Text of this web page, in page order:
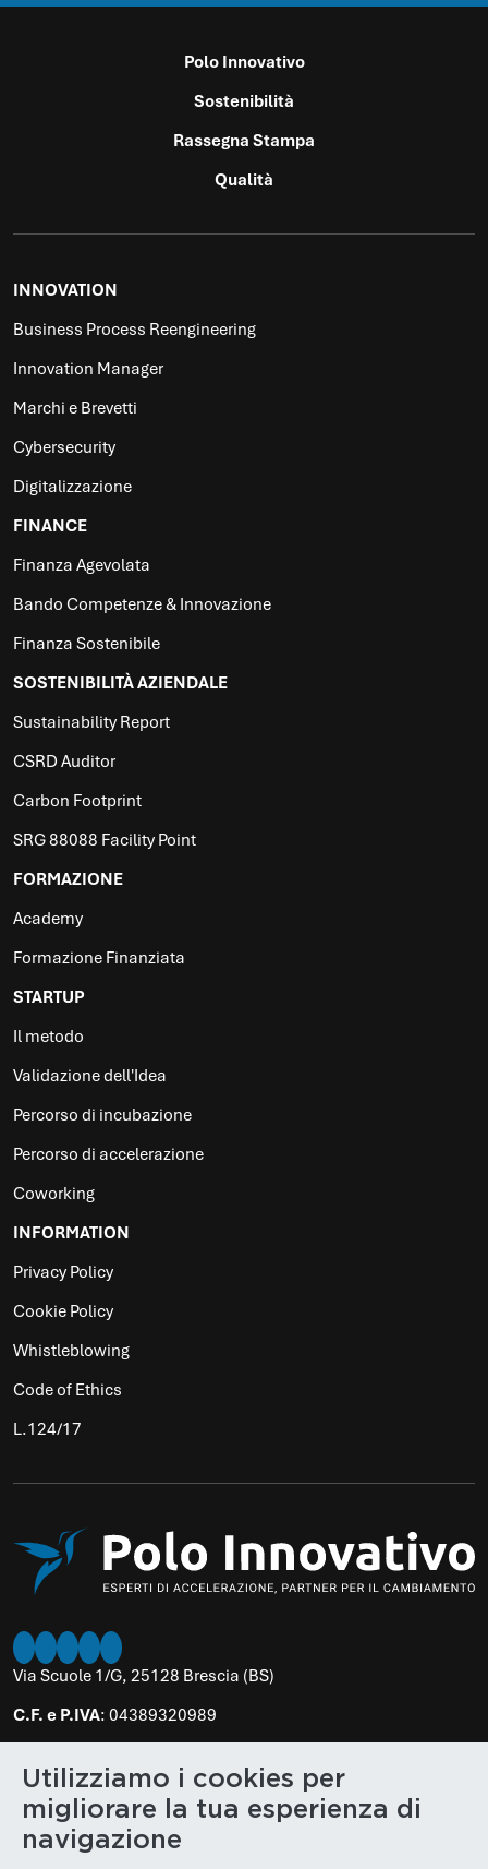
Polo Innovativo
Sostenibilità
Rassegna Stampa
Qualità
INNOVATION
Business Process Reengineering
Innovation Manager
Marchi e Brevetti
Cybersecurity
Digitalizzazione
FINANCE
Finanza Agevolata
Bando Competenze & Innovazione
Finanza Sostenibile
SOSTENIBILITÀ AZIENDALE
Sustainability Report
CSRD Auditor
Carbon Footprint
SRG 88088 Facility Point
FORMAZIONE
Academy
Formazione Finanziata
STARTUP
Il metodo
Validazione dell'Idea
Percorso di incubazione
Percorso di accelerazione
Coworking
INFORMATION
Privacy Policy
Cookie Policy
Whistleblowing
Code of Ethics
L.124/17
Instagram
LinkedIn
Facebook
TwitterYoutube
Via Scuole 1/G, 25128 Brescia (BS)
C.F. e P.IVA: 04389320989
N. REA : BS 610848
Cap. Soc.: € 100.000,00
Utilizziamo i cookies per
migliorare la tua esperienza di
navigazione